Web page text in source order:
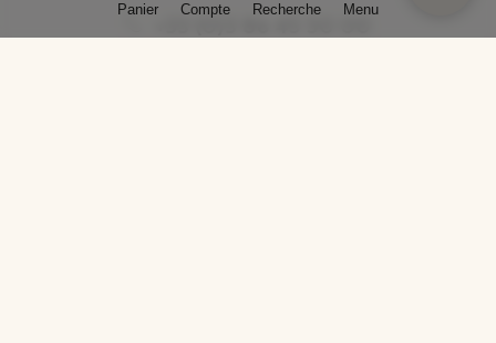
+33 (0)3 86 45 50 00
Panier Compte Recherche Menu